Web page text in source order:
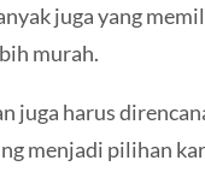
juga yang
murah.
juga harus
menjadi pilihan